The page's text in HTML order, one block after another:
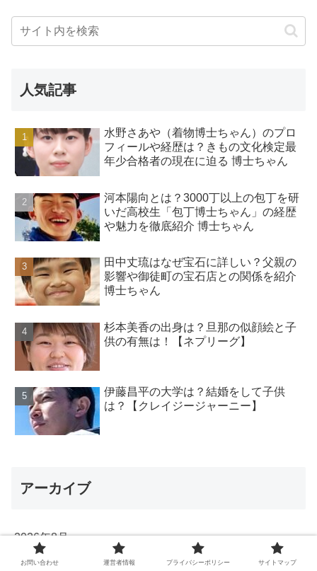
人気記事
水野さあや（着物博士ちゃん）のプロ
フィールや経歴は？きもの文化検定最
年少合格者の現在に迫る 博士ちゃん
河本陽向とは？3000丁以上の包丁を研
いだ高校生「包丁博士ちゃん」の経歴
や魅力を徹底紹介 博士ちゃん
田中丈琉はなぜ宝石に詳しい？父親の
影響や御徒町の宝石店との関係を紹介
博士ちゃん
杉本美香の出身は？旦那の似顔絵と子
供の有無は！【ネプリーグ】
伊藤昌平の大学は？結婚をして子供
は？【クレイジージャーニー】
アーカイブ
2026年8月
お問い合わせ 運営者情報 プライバシーポリシー サイトマップ